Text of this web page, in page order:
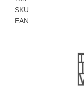
SKU:
EAN: